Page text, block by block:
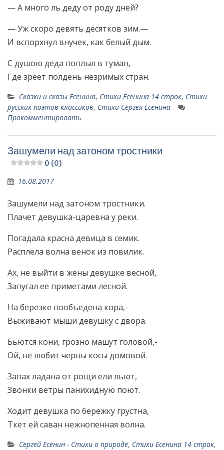
— А много ль деду от роду дней?
— Уж скоро девять десятков зим.—
И вспорхнул внучек, как белый дым.
С душою деда поплыл в туман,
Где зреет полдень незримых стран.
Сказки и сказы Есенина, Стихи Есенина 14 строк, Стихи
русских поэтов классиков, Стихи Сергея Есенина
Прокомментировать
Зашумели над затоном тростники
0 (0)
16.08.2017
Зашумели над затоном тростники.
Плачет девушка-царевна у реки.
Погадала красна девица в семик.
Расплела волна венок из повилик.
Ах, не выйти в жены девушке весной,
Запугал ее приметами лесной.
На березке пообъедена кора,-
Выживают мыши девушку с двора.
Бьются кони, грозно машут головой,-
Ой, не любит черны косы домовой.
Запах ладана от рощи ели льют,
Звонки ветры панихидную поют.
Ходит девушка по бережку грустна,
Ткет ей саван нежнопенная волна.
Сергей Есенин - Стихи о природе, Стихи Есенина 14 строк,